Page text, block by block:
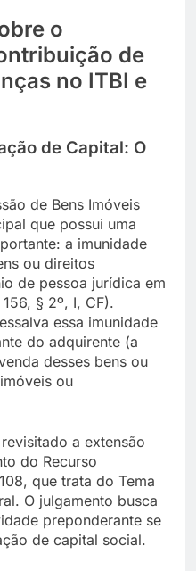
o
de
no ITBI e
de Capital: O
de Bens Imóveis
que possui uma
a imunidade
ou direitos
de pessoa jurídica em
§ 2º, I, CF).
essa imunidade
do adquirente (a
desses bens ou
ou
a extensão
do Recurso
que trata do Tema
O julgamento busca
preponderante se
de capital social.